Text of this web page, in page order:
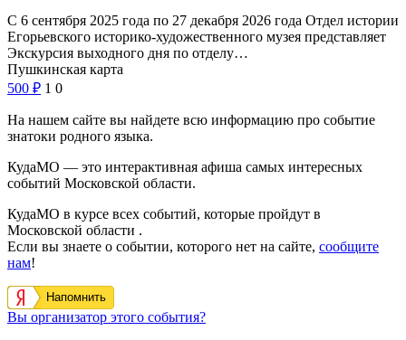
С 6 сентября 2025 года по 27 декабря 2026 года Отдел истории
Егорьевского историко-художественного музея представляет
Экскурсия выходного дня по отделу…
Пушкинская карта
500 ₽ 1 0
На нашем сайте вы найдете всю информацию про событие
знатоки родного языка.
КудаМО — это интерактивная афиша самых интересных
событий Московской области.
КудаМО в курсе всех событий, которые пройдут в
Московской области .
Если вы знаете о событии, которого нет на сайте, сообщите
нам!
Напомнить
Вы организатор этого события?